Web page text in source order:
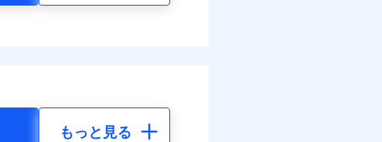
もっと見る